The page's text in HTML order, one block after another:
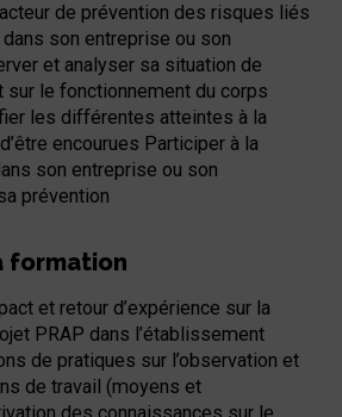
de prévention des risques liés
son entreprise ou son
et analyser sa situation de
sur le fonctionnement du corps
les différentes atteintes à la
encourues Participer à la
son entreprise ou son
prévention
formation
et retour d’expérience sur la
PRAP dans l’établissement
de pratiques sur l’observation et
de travail (moyens et